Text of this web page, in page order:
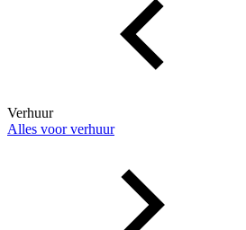
Verhuur
Alles voor verhuur